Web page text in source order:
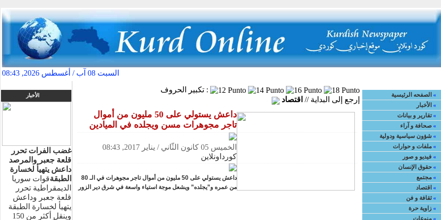
السبت 08 آب / أغسطس 2026, 08:43
الأخبار
غضب الفرات تحرر
قلعة جعبر والمرصد
داعش يتهيأ لخسارة
الطبقةقوات سوريا
الديمقراطية تحرر
قلعة جعبر وداعش
يتهيأ لخسارة الطبقة
وينقل أكثر من 150
تكبير الحروف :
إرجع إلى البداية // اقتصاد
داعش يستولي على 50 مليون من أموال
تاجر مجوهرات مسن ويجلده في الميادين
الخميس 05 كانون الثّاني / يناير 2017, 08:43
كورداونلاين
داعش يستولي على 50 مليون من أموال تاجر مجوهرات في الـ 80
من عمره و”يجلده” ويشعل موجة استياء واسعة في شرق دير الزور
الصفحه الرئيسية «
الأخبار «
تقارير و بيانات«
صحافة و آراء «
شؤون سياسية ودولية «
ملفات و حوارات «
فيديو و صور «
حقوق الإنسان «
مجتمع «
اقتصاد «
ثقافة و فن«
زاوية حرة «
منوعات «